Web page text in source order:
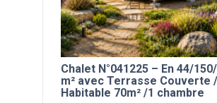
Chalet N°041225 – En 44/
m² avec Terrasse Couverte /
Habitable 70m² /1 chambre